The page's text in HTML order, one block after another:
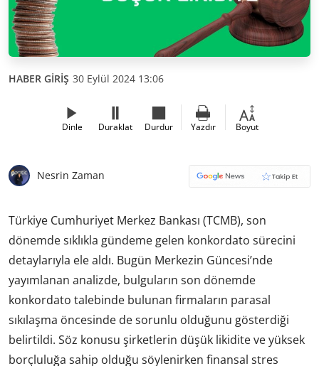
HABER GİRİŞ 30 Eylül 2024 13:06
Dinle Duraklat Durdur Yazdır Boyut
Nesrin Zaman
Türkiye Cumhuriyet Merkez Bankası (TCMB), son
dönemde sıklıkla gündeme gelen konkordato sürecini
detaylarıyla ele aldı. Bugün Merkezin Güncesi’nde
yayımlanan analizde, bulguların son dönemde
konkordato talebinde bulunan firmaların parasal
sıkılaşma öncesinde de sorunlu olduğunu gösterdiği
belirtildi. Söz konusu şirketlerin düşük likidite ve yüksek
borçluluğa sahip olduğu söylenirken finansal stres